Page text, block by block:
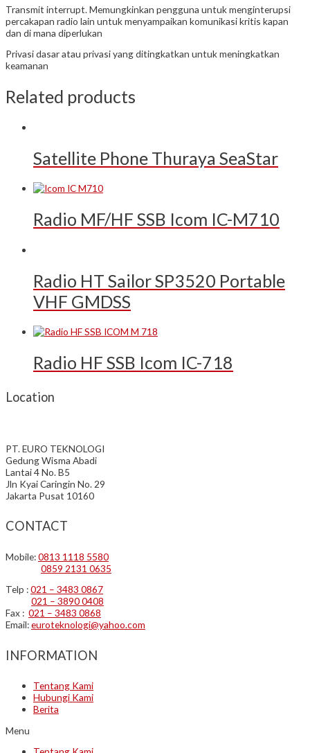
Transmit interrupt. Memungkinkan pengguna untuk menginterupsi
percakapan radio lain untuk menyampaikan komunikasi kritis kapan
dan di mana diperlukan
Privasi dasar atau privasi yang ditingkatkan untuk meningkatkan
keamanan
Related products
Satellite Phone Thuraya SeaStar
Radio MF/HF SSB Icom IC-M710
Radio HT Sailor SP3520 Portable
VHF GMDSS
Radio HF SSB Icom IC-718
Location
PT. EURO TEKNOLOGI
Gedung Wisma Abadi
Lantai 4 No. B5
Jln Kyai Caringin No. 29
Jakarta Pusat 10160
CONTACT
Mobile:0813 1118 5580
0859 2131 0635
Telp :021 – 3483 0867
021 – 3890 0408
Fax : 021 – 3483 0868
Email:euroteknologi@yahoo.com
INFORMATION
Tentang Kami
Hubungi Kami
Berita
Menu